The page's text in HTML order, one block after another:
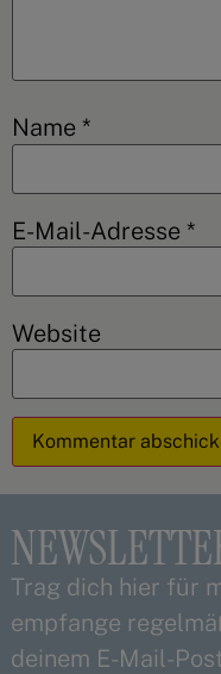
Name *
E-Mail-Adresse *
Website
Alternative:
Trag dich hier für
empfange
deinem E-Mail-